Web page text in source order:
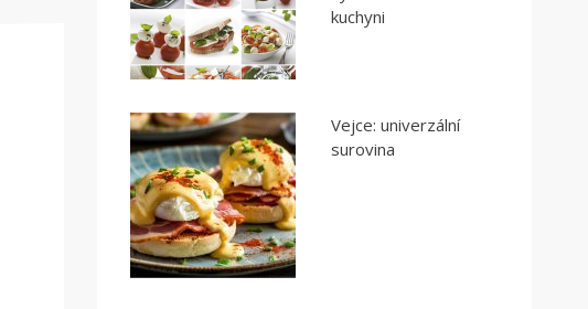
kuchyni
Vejce: univerzální
surovina